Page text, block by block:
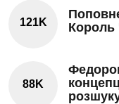
121K
Король
88K